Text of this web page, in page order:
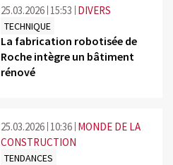
25.03.2026 15:53 DIVERS
TECHNIQUE
La fabrication robotisée de
Roche intègre un bâtiment
rénové
25.03.2026 10:36 MONDE DE LA
CONSTRUCTION
TENDANCES